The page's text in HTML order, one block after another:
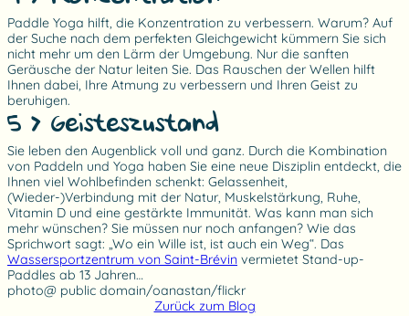
Paddle Yoga hilft, die Konzentration zu verbessern. Warum? Auf
der Suche nach dem perfekten Gleichgewicht kümmern Sie sich
nicht mehr um den Lärm der Umgebung. Nur die sanften
Geräusche der Natur leiten Sie. Das Rauschen der Wellen hilft
Ihnen dabei, Ihre Atmung zu verbessern und Ihren Geist zu
beruhigen.
5 > Geisteszustand
Sie leben den Augenblick voll und ganz. Durch die Kombination
von Paddeln und Yoga haben Sie eine neue Disziplin entdeckt, die
Ihnen viel Wohlbefinden schenkt: Gelassenheit,
(Wieder-)Verbindung mit der Natur, Muskelstärkung, Ruhe,
Vitamin D und eine gestärkte Immunität. Was kann man sich
mehr wünschen? Sie müssen nur noch anfangen? Wie das
Sprichwort sagt: „Wo ein Wille ist, ist auch ein Weg“. Das
Wassersportzentrum von Saint-Brévin vermietet Stand-up-
Paddles ab 13 Jahren…
photo@ public domain/oanastan/flickr
Zurück zum Blog